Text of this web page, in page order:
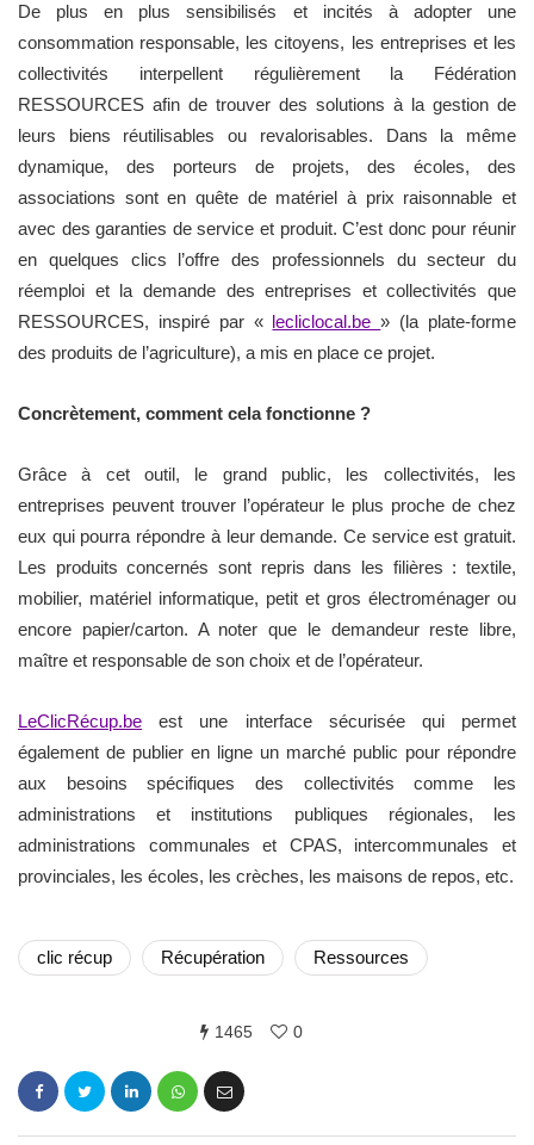
De plus en plus sensibilisés et incités à adopter une
consommation responsable, les citoyens, les entreprises et les
collectivités interpellent régulièrement la Fédération
RESSOURCES afin de trouver des solutions à la gestion de
leurs biens réutilisables ou revalorisables. Dans la même
dynamique, des porteurs de projets, des écoles, des
associations sont en quête de matériel à prix raisonnable et
avec des garanties de service et produit. C’est donc pour réunir
en quelques clics l’offre des professionnels du secteur du
réemploi et la demande des entreprises et collectivités que
RESSOURCES, inspiré par « lecliclocal.be» (la plate-forme
des produits de l’agriculture), a mis en place ce projet.
Concrètement, comment cela fonctionne ?
Grâce à cet outil, le grand public, les collectivités, les
entreprises peuvent trouver l’opérateur le plus proche de chez
eux qui pourra répondre à leur demande. Ce service est gratuit.
Les produits concernés sont repris dans les filières : textile,
mobilier, matériel informatique, petit et gros électroménager ou
encore papier/carton. A noter que le demandeur reste libre,
maître et responsable de son choix et de l’opérateur.
LeClicRécup.be est une interface sécurisée qui permet
également de publier en ligne un marché public pour répondre
aux besoins spécifiques des collectivités comme les
administrations et institutions publiques régionales, les
administrations communales et CPAS, intercommunales et
provinciales, les écoles, les crèches, les maisons de repos, etc.
clic récup Récupération Ressources
1465 0